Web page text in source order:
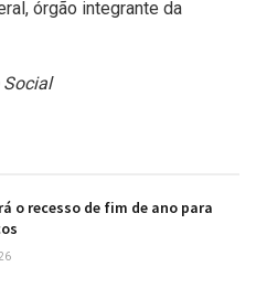
órgão integrante da
Social
o recesso de fim de ano para